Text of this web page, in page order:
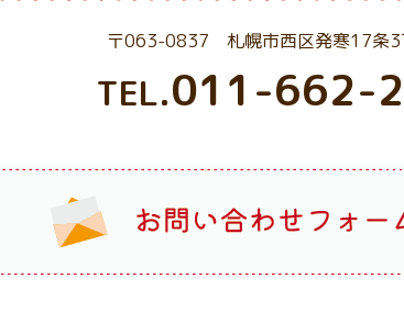
〒063-0837 札幌市西区発寒17条
TEL.011-662-